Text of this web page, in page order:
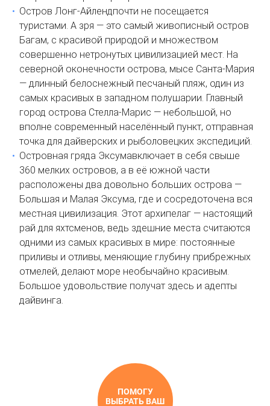
Остров Лонг-Айлендпочти не посещается
туристами. А зря — это самый живописный остров
Багам, с красивой природой и множеством
совершенно нетронутых цивилизацией мест. На
северной оконечности острова, мысе Санта-Мария
— длинный белоснежный песчаный пляж, один из
самых красивых в западном полушарии. Главный
город острова Стелла-Марис — небольшой, но
вполне современный населённый пункт, отправная
точка для дайверских и рыболовецких экспедиций.
Островная гряда Эксумавключает в себя свыше
360 мелких островов, а в её южной части
расположены два довольно больших острова —
Большая и Малая Эксума, где и сосредоточена вся
местная цивилизация. Этот архипелаг — настоящий
рай для яхтсменов, ведь здешние места считаются
одними из самых красивых в мире: постоянные
приливы и отливы, меняющие глубину прибрежных
отмелей, делают море необычайно красивым.
Большое удовольствие получат здесь и адепты
дайвинга.
ПОМОГУ
ВЫБРАТЬ ВАШ